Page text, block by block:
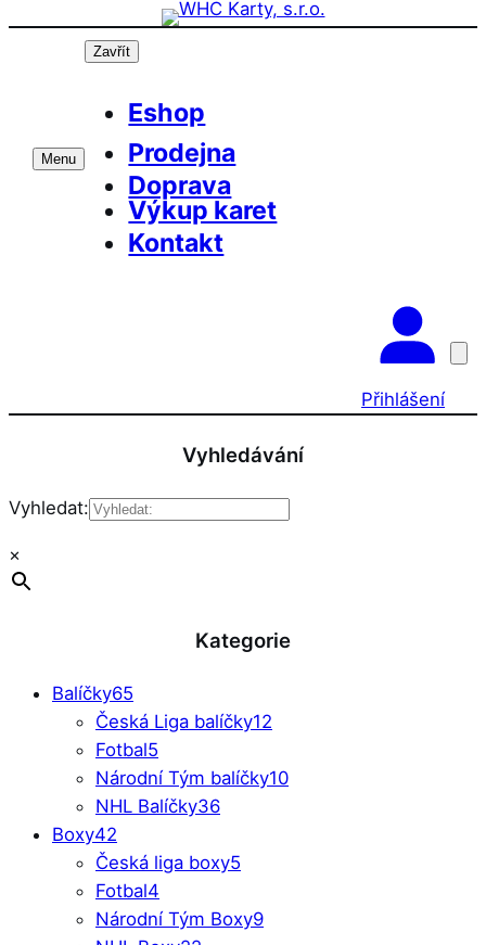
Přeskočit
Menu
Zavřít
Eshop
Prodejna
Doprava
Výkup karet
Kontakt
Přihlášení
Vyhledávání
Vyhledat:
×
Kategorie
Balíčky65
Česká Liga balíčky12
Fotbal5
Národní Tým balíčky10
NHL Balíčky36
Boxy42
Česká liga boxy5
Fotbal4
Národní Tým Boxy9